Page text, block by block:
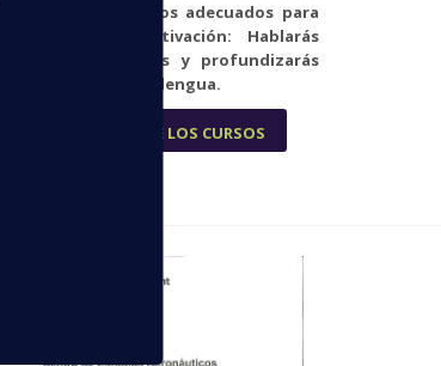
Ponemos los medios adecuados para
conseguir tu motivación: Hablarás
inglés, progresarás y profundizarás
en el dominio de la lengua.
INFORMACIÓN DE LOS CURSOS